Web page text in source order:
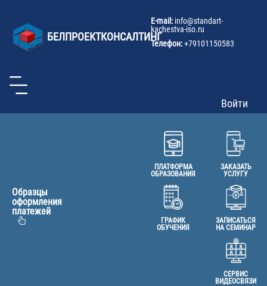
основному
содержаниюБЕЛПРОЕКТКОНСАЛТИНГ
E-mail: info@standart-
kachestva-iso.ru
Телефон:+79101150583
Войти
Образцы
оформления
платежей
ПЛАТФОРМА
ОБРАЗОВАНИЯ
ЗАКАЗАТЬ
УСЛУГУ
ГРАФИК
ОБУЧЕНИЯ
ЗАПИСАТЬСЯ
НА СЕМИНАР
СЕРВИС
ВИДЕОСВЯЗИ